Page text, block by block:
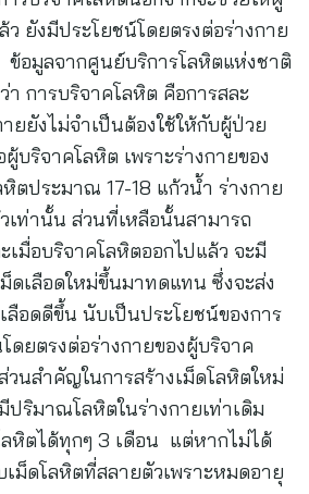
ยังมีประโยชน์โดยตรงต่อร่างกาย
อมูลจากศูนย์บริการโลหิตแห่งชาติ
า การบริจาคโลหิต คือการสละ
ยยังไม่จำเป็นต้องใช้ให้กับผู้ป่วย
บริจาคโลหิต เพราะร่างกายของ
ตประมาณ 17-18 แก้วน้ำ ร่างกาย
เท่านั้น ส่วนที่เหลือนั้นสามารถ
เมื่อบริจาคโลหิตออกไปแล้ว จะมี
ดเลือดใหม่ขึ้นมาทดแทน ซึ่งจะส่ง
ลือดดีขึ้น นับเป็นประโยชน์ของการ
ดยตรงต่อร่างกายของผู้บริจาค
วนสำคัญในการสร้างเม็ดโลหิตใหม่
ริมาณโลหิตในร่างกายเท่าเดิม
หิตได้ทุกๆ 3 เดือน แต่หากไม่ได้
เม็ดโลหิตที่สลายตัวเพราะหมดอายุ